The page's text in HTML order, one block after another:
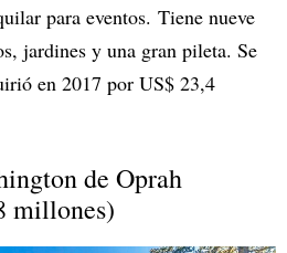
para eventos. Tiene nueve
jardines y una gran pileta. Se
en 2017 por US$ 23,4
de Oprah
millones)